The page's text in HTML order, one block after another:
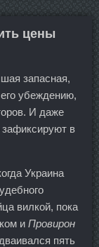
цены
запасная,
убеждению,
И даже
в
Украина
вилкой, пока
и Провирон
пять